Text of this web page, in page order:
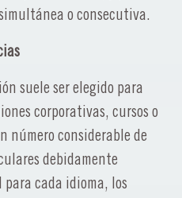
o consecutiva.
suele ser elegido para
corporativas, cursos o
número considerable de
debidamente
cada idioma, los